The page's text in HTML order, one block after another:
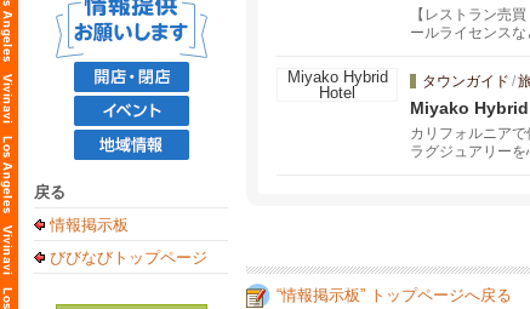
戻る
情報掲示板
びびなびトップページ
【レストラン売
ールライセンス
タウンガイド /
Miyako
カリフォルニア
ラグジュアリー
“情報掲示板” トップページへ戻る